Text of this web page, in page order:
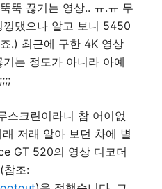
뚝 끊기는 영상.. ㅠ.ㅠ 무
댔으나 알고 보니 5450
.) 최근에 구한 4K 영상
는 정도가 아니라 아예
스크린이라니 참 어이없
저래 알아 보던 차에 별
GT 520의 영상 디코더
참조: